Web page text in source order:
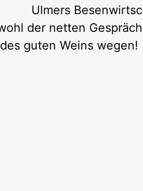
Ulmers
der netten
guten Weins wegen!